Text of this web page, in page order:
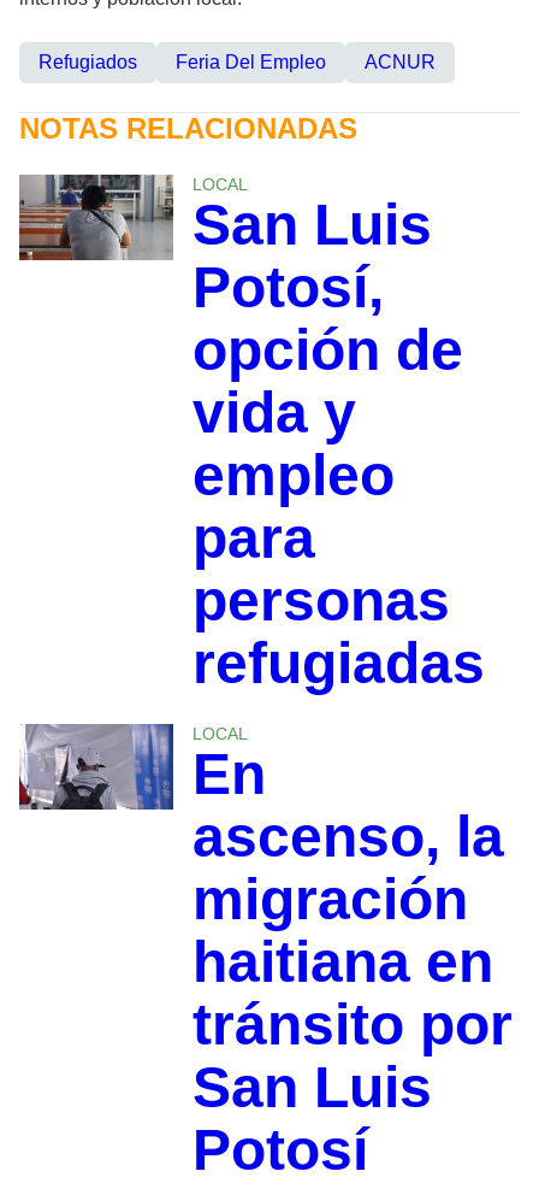
Refugiados Feria Del Empleo ACNUR
NOTAS RELACIONADAS
LOCAL
San Luis
Potosí,
opción de
vida y
empleo
para
personas
refugiadas
LOCAL
En
ascenso, la
migración
haitiana en
tránsito por
San Luis
Potosí